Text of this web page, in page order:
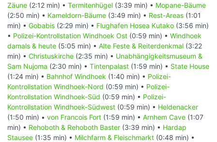
Zäune (2:12 min) • Termitenhügel (3:39 min) • Mopane-Bäume
(2:50 min) • Kameldorn-Bäume (3:49 min) • Rest-Areas (1:01
min) • Gobabis (2:29 min) • Flughafen Hosea Kutako (3:56 min)
• Polizei-Kontrollstation Windhoek Ost (0:59 min) • Windhoek
damals & heute (5:05 min) • Alte Feste & Reiterdenkmal (3:22
min) • Christuskirche (2:35 min) • Unabhängigkeitsmuseum &
Sam Nujoma (2:30 min) • Tintenpalast (1:59 min) • State House
(1:24 min) • Bahnhof Windhoek (1:40 min) • Polizei-
Kontrollstation Windhoek-Nord (0:59 min) • Polizei-
Kontrollstation Windhoek-Süd (0:59 min) • Polizei-
Kontrollstation Windhoek-Südwest (0:59 min) • Heldenacker
(1:50 min) • von Francois Fort (1:59 min) • Arnhem Cave (1:07
min) • Rehoboth & Rehoboth Baster (3:39 min) • Hardap
Stausee (1:35 min) • Milchfarm & Fleischmarkt (0:48 min) •